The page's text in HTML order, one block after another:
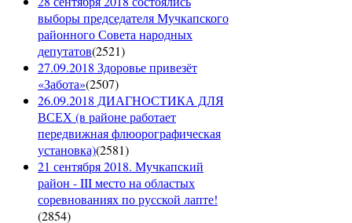
выборы председателя Мучкапского
районного Совета народных
депутатов(2521)
27.09.2018 Здоровье привезёт
«Забота»(2507)
26.09.2018 ДИАГНОСТИКА ДЛЯ
ВСЕХ (в районе работает
передвижная флюорографическая
установка)(2581)
21 сентября 2018. Мучкапский
район - III место на областых
соревнованиях по русской лапте!
(2854)